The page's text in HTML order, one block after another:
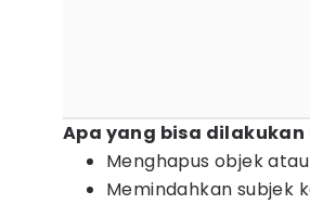
Apa yang bisa
Menghapus objek
Memindahkan subjek